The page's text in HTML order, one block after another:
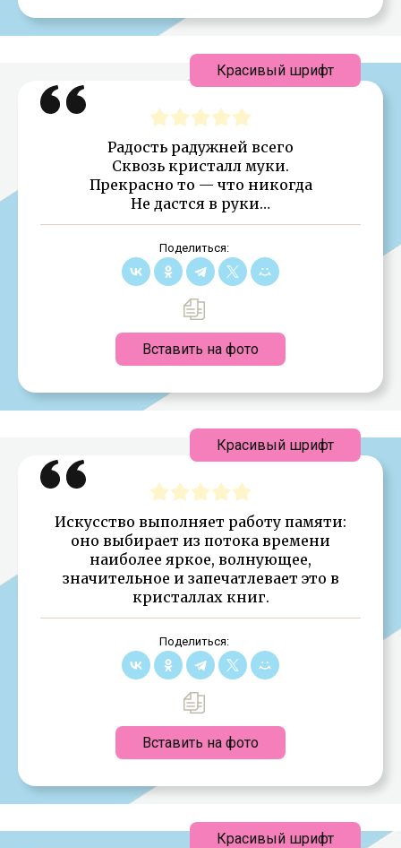
Радость радужней всего
Сквозь кристалл муки.
Прекрасно то — что никогда
Не дастся в руки…
Поделиться:
Вставить на фото
Красивый шрифт
Искусство выполняет работу памяти:
оно выбирает из потока времени
наиболее яркое, волнующее,
значительное и запечатлевает это в
кристаллах книг.
Поделиться:
Вставить на фото
Красивый шрифт
Красивый шрифт